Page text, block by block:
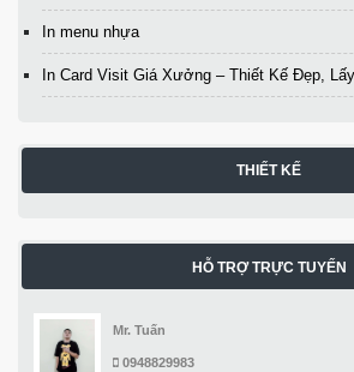
In menu nhựa
In Card Visit Giá Xưởng – Thiết Kế Đẹp,
THIẾT KẾ
HỖ TRỢ TRỰC TUYẾN
Mr. Tuấn
0948829983